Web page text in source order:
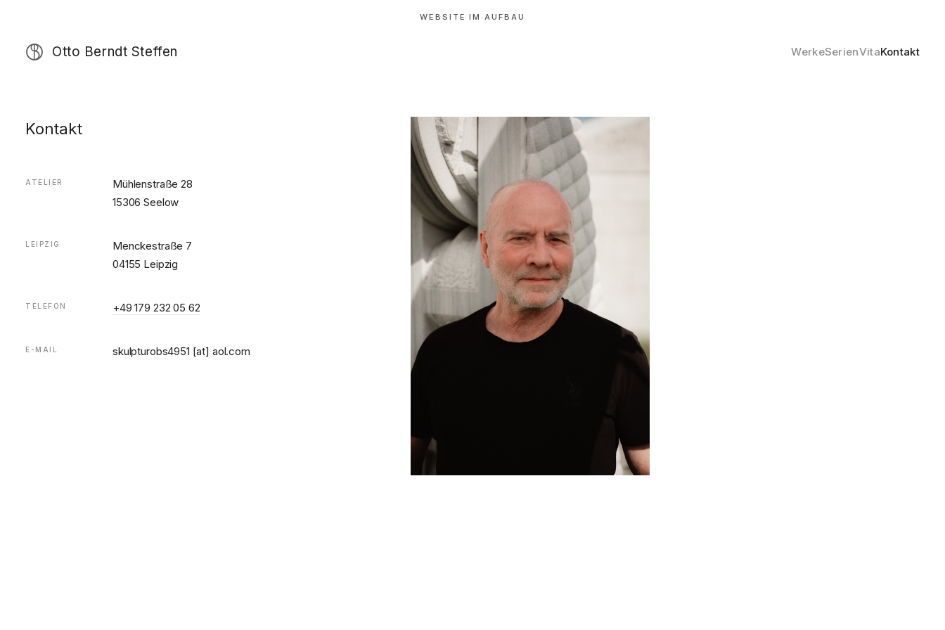
WEBSITE IM AUFBAU
Otto Berndt Steffen WerkeSerienVitaKontakt
Kontakt
ATELIER
Mühlenstraße 28
15306 Seelow
LEIPZIG
Menckestraße 7
04155 Leipzig
TELEFON +49 179 232 05 62
E-MAIL skulpturobs4951 [at] aol.com